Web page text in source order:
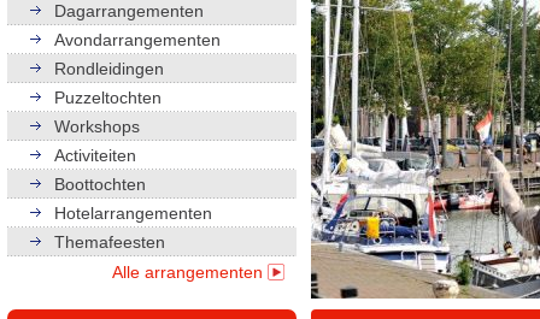
Dagarrangementen
Avondarrangementen
Rondleidingen
Puzzeltochten
Workshops
Activiteiten
Boottochten
Hotelarrangementen
Themafeesten
Alle arrangementen